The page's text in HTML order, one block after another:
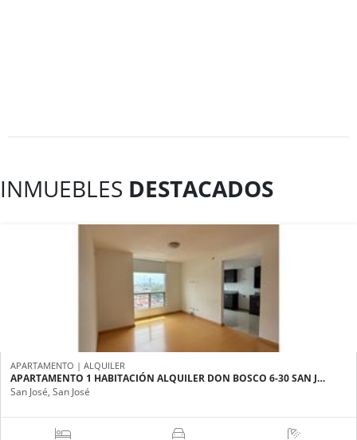
INMUEBLES DESTACADOS
APARTAMENTO | ALQUILER
APARTAMENTO 1 HABITACIÓN ALQUILER DON BOSCO 6-30 SAN J…
San José, San José